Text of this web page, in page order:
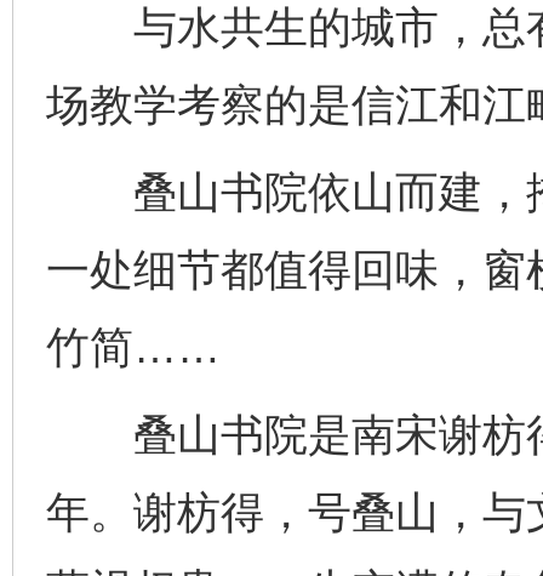
与水共生的城市，总
场教学考察的是信江和江
叠山书院依山而建，
一处细节都值得回味，
竹简……
叠山书院是南宋谢枋
年。谢枋得，号叠山，